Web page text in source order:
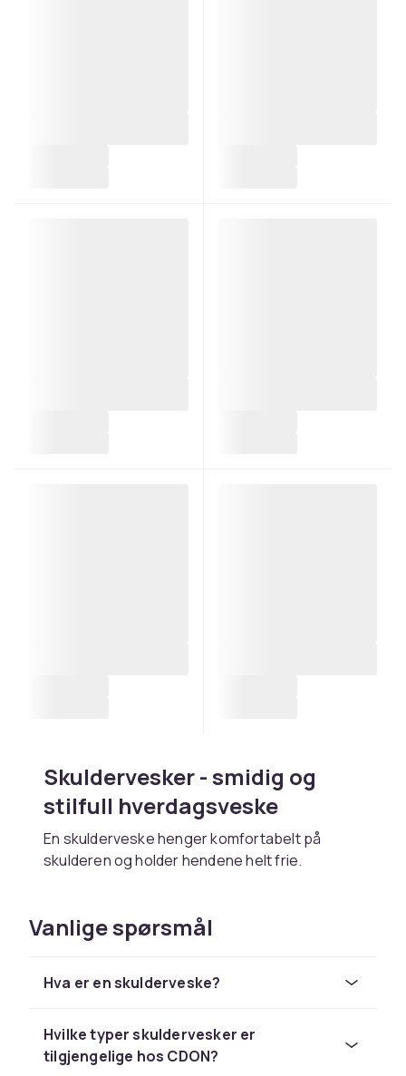
Skuldervesker - smidig og
stilfull hverdagsveske
En skulderveske henger komfortabelt på
skulderen og holder hendene helt frie.
miljøer.
mellomstore vesker.
vesker ogreiseutstyrtil konkurransedyktige
priser med trygt kjøp, rask levering og enkel
Vanlige spørsmål
Hva er en skulderveske?
Hvilke typer skuldervesker er
tilgjengelige hos CDON?